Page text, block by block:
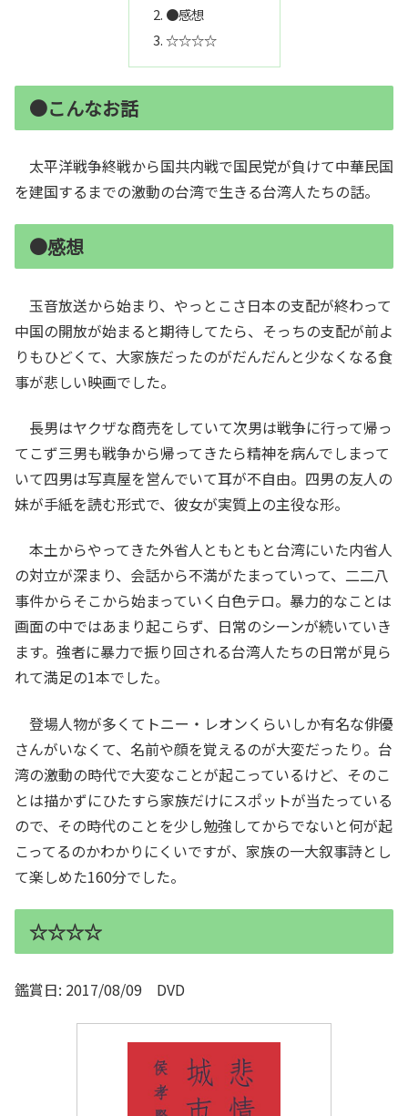
●感想
☆☆☆☆
●こんなお話
太平洋戦争終戦から国共内戦で国民党が負けて中華民国
を建国するまでの激動の台湾で生きる台湾人たちの話。
●感想
玉音放送から始まり、やっとこさ日本の支配が終わって
中国の開放が始まると期待してたら、そっちの支配が前よ
りもひどくて、大家族だったのがだんだんと少なくなる食
事が悲しい映画でした。
長男はヤクザな商売をしていて次男は戦争に行って帰っ
てこず三男も戦争から帰ってきたら精神を病んでしまって
いて四男は写真屋を営んでいて耳が不自由。四男の友人の
妹が手紙を読む形式で、彼女が実質上の主役な形。
本土からやってきた外省人ともともと台湾にいた内省人
の対立が深まり、会話から不満がたまっていって、二二八
事件からそこから始まっていく白色テロ。暴力的なことは
画面の中ではあまり起こらず、日常のシーンが続いていき
ます。強者に暴力で振り回される台湾人たちの日常が見ら
れて満足の1本でした。
登場人物が多くてトニー・レオンくらいしか有名な俳優
さんがいなくて、名前や顔を覚えるのが大変だったり。台
湾の激動の時代で大変なことが起こっているけど、そのこ
とは描かずにひたすら家族だけにスポットが当たっている
ので、その時代のことを少し勉強してからでないと何が起
こってるのかわかりにくいですが、家族の一大叙事詩とし
て楽しめた160分でした。
☆☆☆☆
鑑賞日: 2017/08/09 DVD